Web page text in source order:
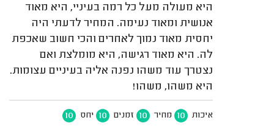
היא מעולה מעל כל רמה בעיניי, היא מאוד
אנושית ומאוד נעימה. המחיר לדעתי היה
יחסית מאוד נמוך לאחרים והכי חשוב שאכפת
לה. היא מאוד רגישה, היא מומלצת ואם
נצטרך עוד משהו נפנה אליה בעיניים עצומות.
היא משהו, משהו!
איכות 10 מחיר 10 זמנים 10 יחס 10